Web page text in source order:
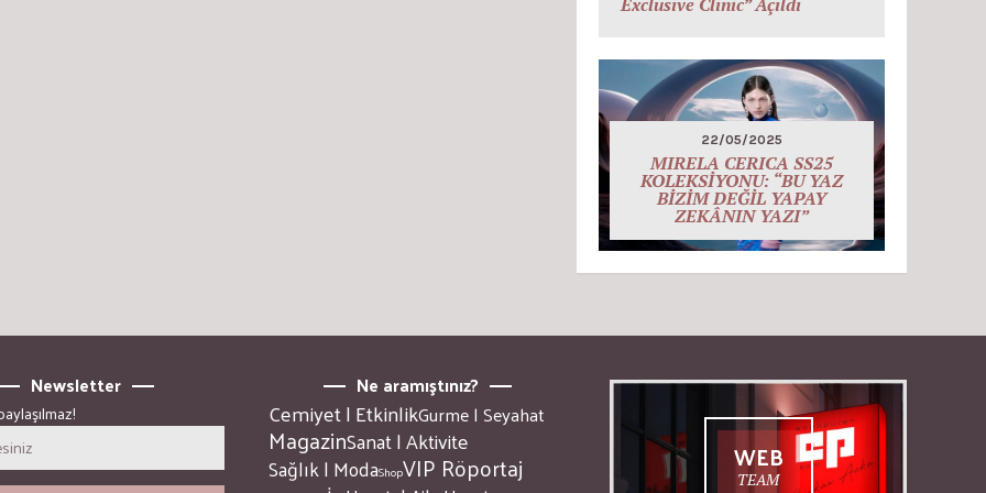
Exclusive Clinic” Açıldı
22/05/2025
MIRELA CERICA SS25
KOLEKSİYONU: “BU YAZ
BİZİM DEĞİL YAPAY
ZEKÂNIN YAZI”
Newsletter Ne aramıştınız?
Cemiyet | EtkinlikGurme | Seyahat
MagazinSanat | Aktivite
Sağlık | ModaShopVIP Röportaj WEB
TEAM